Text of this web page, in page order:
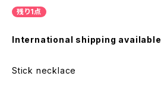
残り1点
International shipping available
Stick necklace